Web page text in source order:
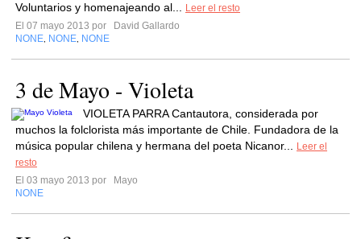
Voluntarios y homenajeando al...
Leer el resto
El 07 mayo 2013 por
David Gallardo
NONE NONE NONE
3 de Mayo - Violeta
VIOLETA PARRA Cantautora, considerada por
muchos la folclorista más importante de Chile. Fundadora de la
música popular chilena y hermana del poeta Nicanor...
Leer el
resto
El 03 mayo 2013 por
Mayo
NONE